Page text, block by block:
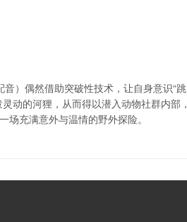
）偶然借助突破性技术，让自身意识“跳
动的河狸，从而得以潜入动物社群内部，
场充满意外与温情的野外探险。